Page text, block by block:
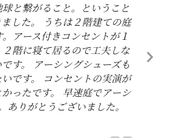
と繋がること。ということ
した。 うちは２階建ての庭
アース付きコンセントが１
階に寝て居るので工夫しな
す。 アーシングシューズも
です。 コンセントの実演が
ったです。 早速庭でアーシ
ありがとうございました。